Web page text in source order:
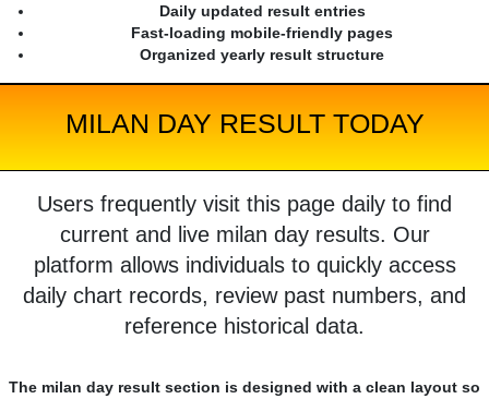
Daily updated result entries
Fast-loading mobile-friendly pages
Organized yearly result structure
MILAN DAY RESULT TODAY
Users frequently visit this page daily to find
current and live milan day results. Our
platform allows individuals to quickly access
daily chart records, review past numbers, and
reference historical data.
The milan day result section is designed with a clean layout so